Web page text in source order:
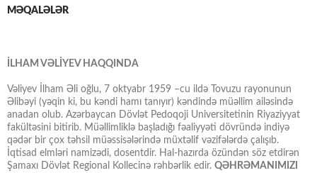
MƏQALƏLƏR
İLHAM VƏLİYEV HAQQINDA
Vəliyev İlham Əli oğlu, 7 oktyabr 1959 –cu ildə Tovuzu rayonunun
Əlibəyi (yəqin ki, bu kəndi hamı tanıyır) kəndində müəllim ailəsində
anadan olub. Azərbaycan Dövlət Pedoqoji Universitetinin Riyaziyyat
fakültəsini bitirib. Müəllimliklə başladığı fəaliyyəti dövründə indiyə
qədər bir çox təhsil müəssisələrində müxtəlif vəzifələrdə çalışıb.
İqtisad elmləri namizədi, dosentdir. Hal-hazırda özündən söz etdirən
Şamaxı Dövlət Regional Kollecinə rəhbərlik edir. QƏHRƏMANIMIZI